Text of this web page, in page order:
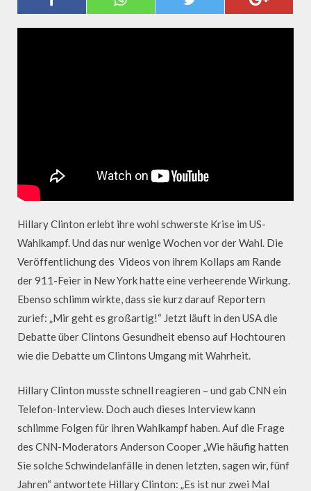
INTERVIEW
Hillary Clinton erlebt ihre wohl schwerste Krise im US-
Wahlkampf. Und das nur wenige Wochen vor der Wahl. Die
Veröffentlichung des Videos von ihrem Kollaps am Rande
der 911-Feier in New York hatte eine verheerende Wirkung.
Ebenso schlimm wirkte, dass sie kurz darauf Reportern
zurief: „Mir geht es großartig!“ Jetzt läuft in den USA die
Debatte über Clintons Gesundheit ebenso auf Hochtouren
wie die Debatte um Clintons Umgang mit Wahrheit.
Hillary Clinton musste schnell reagieren – und gab CNN ein
Telefon-Interview. Doch auch dieses Interview kann
schlimme Folgen für ihren Wahlkampf haben. Auf die Frage
des CNN-Moderators Anderson Cooper „Wie häufig hatten
Sie solche Schwindelanfälle in denen letzten, sagen wir, fünf
Jahren“ antwortete Hillary Clinton: „Es ist nur zwei Mal